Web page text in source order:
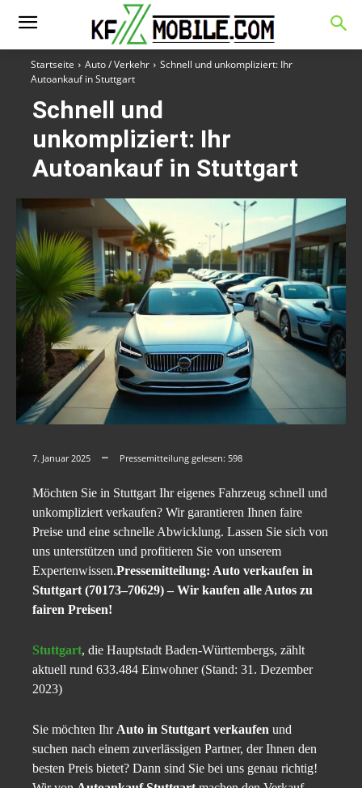
Startseite Auto / Verkehr
Schnell und unkompliziert: Ihr
Autoankauf in Stuttgart
Schnell und
unkompliziert: Ihr
Autoankauf in Stuttgart
7. Januar 2025 Pressemitteilung gelesen: 598
Möchten Sie in Stuttgart Ihr eigenes Fahrzeug schnell und
unkompliziert verkaufen? Wir garantieren Ihnen faire
Preise und eine schnelle Abwicklung. Lassen Sie sich von
uns unterstützen und profitieren Sie von unserem
Expertenwissen.Pressemitteilung: Auto verkaufen in
Stuttgart (70173–70629) – Wir kaufen alle Autos zu
fairen Preisen!
Stuttgart, die Hauptstadt Baden-Württembergs, zählt
aktuell rund 633.484 Einwohner (Stand: 31. Dezember
2023)
Sie möchten Ihr Auto in Stuttgart verkaufen und
suchen nach einem zuverlässigen Partner, der Ihnen den
besten Preis bietet? Dann sind Sie bei uns genau richtig!